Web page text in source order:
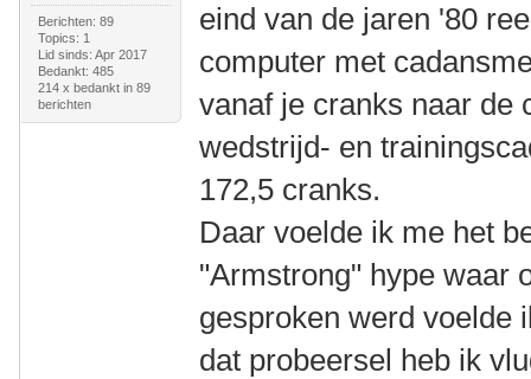
Berichten: 89
Topics: 1
Lid sinds: Apr 2017
Bedankt: 485
214 x bedankt in 89
berichten
eind van de jaren '80
computer met
vanaf je cranks naar de
wedstrijd- en
172,5 cranks.
Daar voelde ik me het
"Armstrong" hype waar
gesproken werd voelde
dat probeersel heb ik